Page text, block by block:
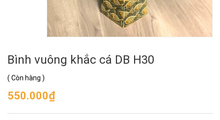
Bình vuông khắc cá DB H30
( Còn hàng )
550.000₫